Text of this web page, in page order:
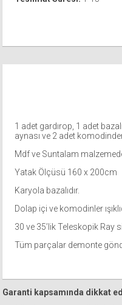
1 adet gardırop, 1 adet
aynası ve 2 adet
Mdf ve Suntalam
Yatak Ölçüsü 160 x 200cm
Karyola bazalıdır.
Dolap içi ve komodinler
30 ve 35’lik Teleskopik Ray
Tüm parçalar demonte
Garanti kapsamında dikkat